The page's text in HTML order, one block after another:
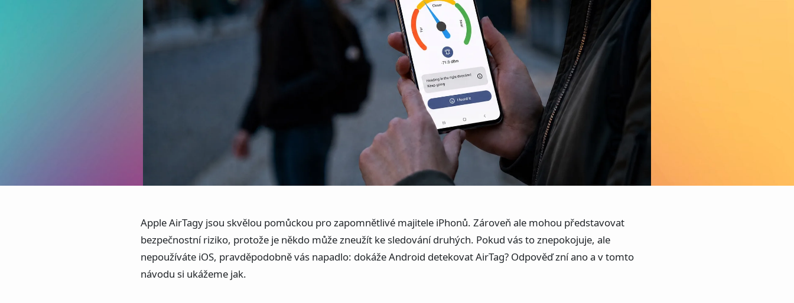
Apple AirTagy jsou skvělou pomůckou pro zapomnětlivé majitele iPhonů. Zároveň ale mohou představovat
bezpečnostní riziko, protože je někdo může zneužít ke sledování druhých. Pokud vás to znepokojuje, ale
nepoužíváte iOS, pravděpodobně vás napadlo: dokáže Android detekovat AirTag? Odpověď zní ano a v tomto
návodu si ukážeme jak.